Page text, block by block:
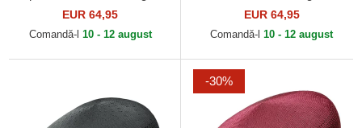
EUR 64,95
Comandă-l 10 - 12 august
EUR 64,95
Comandă-l 10 - 12 august
-30%